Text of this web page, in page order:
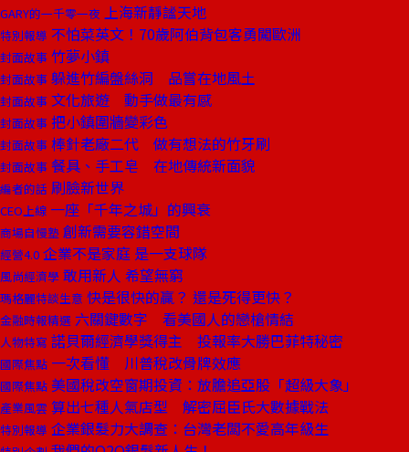
GARY的一千零一夜 上海新靜謐天地
特別報導 不怕菜英文！70歲阿伯背包客勇闖歐洲
封面故事 竹夢小鎮
封面故事 躲進竹編盤絲洞 品嘗在地風土
封面故事 文化旅遊 動手做最有感
封面故事 把小鎮圍牆變彩色
封面故事 棒針老廠二代 做有想法的竹牙刷
封面故事 餐具、手工皂 在地傳統新面貌
編者的話 刷臉新世界
CEO上線 一座「千年之城」的興衰
商場自慢塾 創新需要容錯空間
經營4.0 企業不是家庭 是一支球隊
風尚經濟學 敢用新人 希望無窮
瑪格麗特談生意 快是很快的贏？ 還是死得更快？
金融時報精選 六關鍵數字 看美國人的戀槍情結
人物特寫 諾貝爾經濟學獎得主 投報率大勝巴菲特秘密
國際焦點 一次看懂 川普稅改骨牌效應
國際焦點 美國稅改空窗期投資：放膽追亞股「超級大象」
產業風雲 算出七種人氣店型 解密屈臣氏大數據戰法
特別報導 企業銀髮力大調查：台灣老闆不愛高年級生